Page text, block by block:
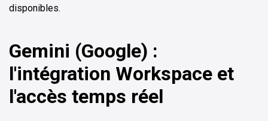
disponibles.
Gemini (Google) :
l'intégration Workspace et
l'accès temps réel